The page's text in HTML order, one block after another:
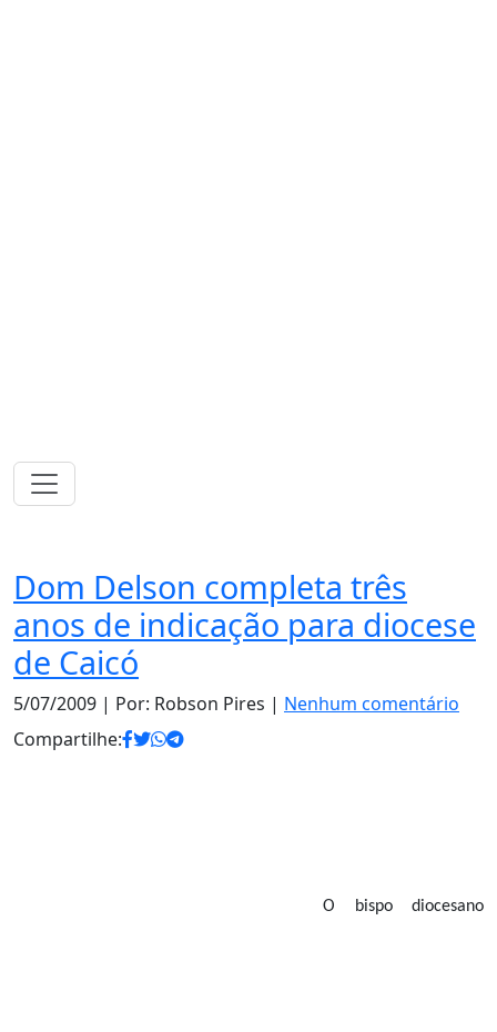
Dom Delson completa três
anos de indicação para diocese
de Caicó
5/07/2009 | Por: Robson Pires | Nenhum comentário
Compartilhe:
O bispo diocesano